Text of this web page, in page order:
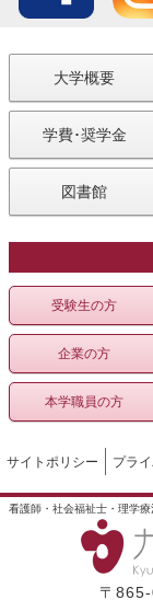
大学概要
学費･奨学金
図書館
受験生の方
企業の方
本学職員の方
サイトポリシー プラ
看護師・社会福祉士・理学
〒